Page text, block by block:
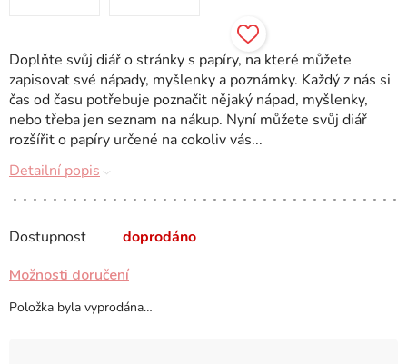
Dostupnost doprodáno
Možnosti doručení
Položka byla vyprodána…
Doplňte svůj diář o stránky s papíry, na které můžete
zapisovat své nápady, myšlenky a poznámky. Každý z nás si
čas od času potřebuje poznačit nějaký nápad, myšlenky,
nebo třeba jen seznam na nákup. Nyní můžete svůj diář
rozšířit o papíry určené na cokoliv vás...
Detailní popis